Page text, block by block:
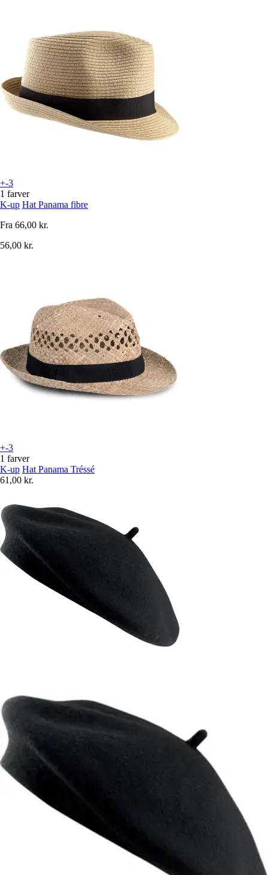
+-3
1 farver
K-up Hat Panama fibre
Fra 66,00 kr.
56,00 kr.
+-3
1 farver
K-up Hat Panama Tréssé
61,00 kr.